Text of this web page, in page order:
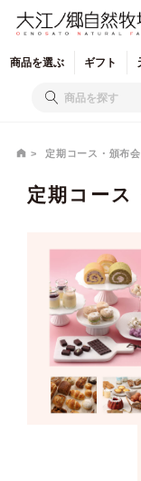
商品を選ぶ ギフト
定期コース・頒布会
定期コース